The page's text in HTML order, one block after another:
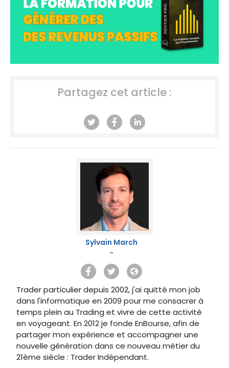
Partagez cet article :
Sylvain March
-
Trader particulier depuis 2002, j'ai quitté mon job
dans l'informatique en 2009 pour me consacrer à
temps plein au Trading et vivre de cette activité
en voyageant. En 2012 je fonde EnBourse, afin de
partager mon expérience et accompagner une
nouvelle génération dans ce nouveau métier du
21ème siècle : Trader Indépendant.